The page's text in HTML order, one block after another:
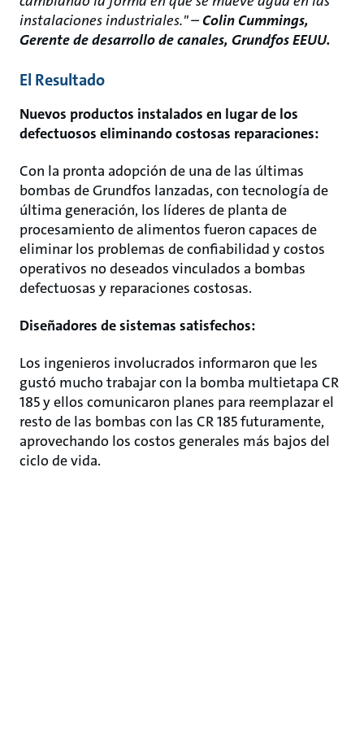
instalaciones industriales." –Colin Cummings,
Gerente de desarrollo de canales, Grundfos EEUU.
El Resultado
Nuevos productos instalados en lugar de los
defectuosos eliminando costosas reparaciones:
Con la pronta adopción de una de las últimas
bombas de Grundfos lanzadas, con tecnología de
última generación, los líderes de planta de
procesamiento de alimentos fueron capaces de
eliminar los problemas de confiabilidad y costos
operativos no deseados vinculados a bombas
defectuosas y reparaciones costosas.
Diseñadores de sistemas satisfechos:
Los ingenieros involucrados informaron que les
gustó mucho trabajar con la bomba multietapa CR
185 y ellos comunicaron planes para reemplazar el
resto de las bombas con las CR 185 futuramente,
aprovechando los costos generales más bajos del
ciclo de vida.